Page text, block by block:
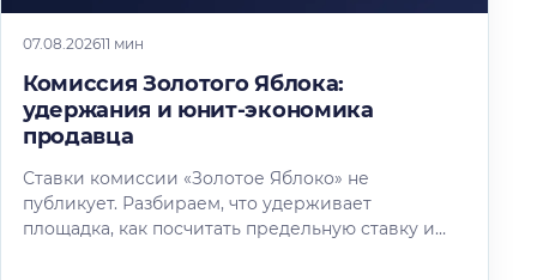
07.08.202611 мин
Комиссия Золотого Яблока:
удержания и юнит-экономика
продавца
Ставки комиссии «Золотое Яблоко» не
публикует. Разбираем, что удерживает
площадка, как посчитать предельную ставку и